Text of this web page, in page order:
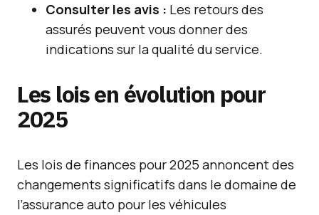
Consulter les avis : Les retours des
assurés peuvent vous donner des
indications sur la qualité du service.
Les lois en évolution pour
2025
Les lois de finances pour 2025 annoncent des
changements significatifs dans le domaine de
l’assurance auto pour les véhicules